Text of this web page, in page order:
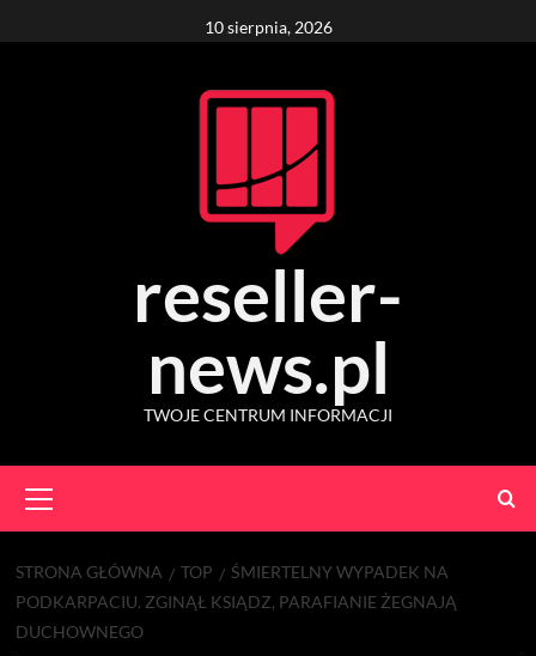
to
10 sierpnia, 2026
reseller-
news.pl
TWOJE CENTRUM INFORMACJI
Menu
STRONA GŁÓWNA TOP
ŚMIERTELNY WYPADEK NA
PODKARPACIU. ZGINĄŁ KSIĄDZ, PARAFIANIE ŻEGNAJĄ
DUCHOWNEGO